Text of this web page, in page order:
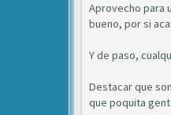
Aprovecho para
bueno, por si
Y de paso,
Destacar que
que poquita